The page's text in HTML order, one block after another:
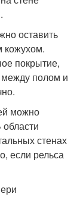
оставить
кожухом.
покрытие,
между полом и
можно
стенах
если рельса